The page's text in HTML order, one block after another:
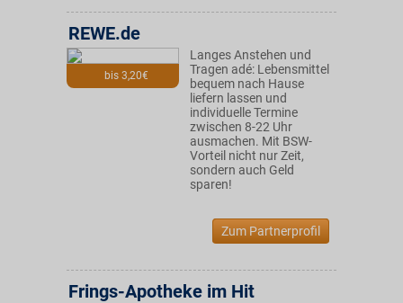
bis 3,20€
REWE.de
Langes Anstehen und
Tragen adé: Lebensmittel
bequem nach Hause
liefern lassen und
individuelle Termine
zwischen 8-22 Uhr
ausmachen. Mit BSW-
Vorteil nicht nur Zeit,
sondern auch Geld
sparen!
Zum Partnerprofil
Frings-Apotheke im Hit